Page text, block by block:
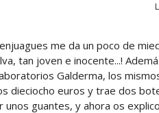
me da un poco de
tan joven e inocente...!
Galderma, los
dieciocho euros y trae dos
unos guantes, y ahora os